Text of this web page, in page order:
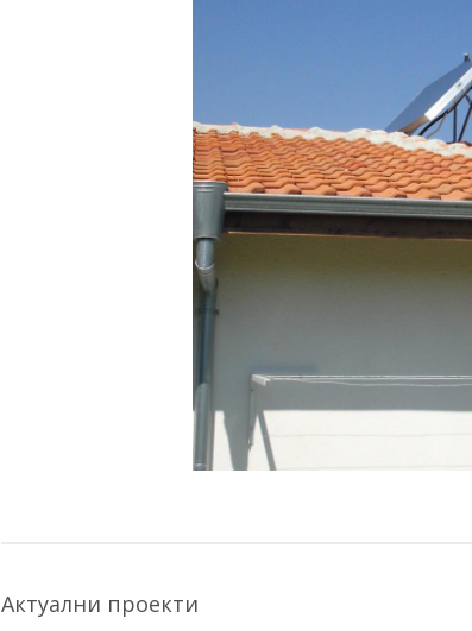
Актуални проекти